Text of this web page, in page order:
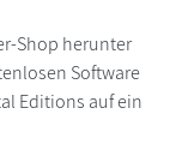
Shop herunter
Software
Editions auf ein